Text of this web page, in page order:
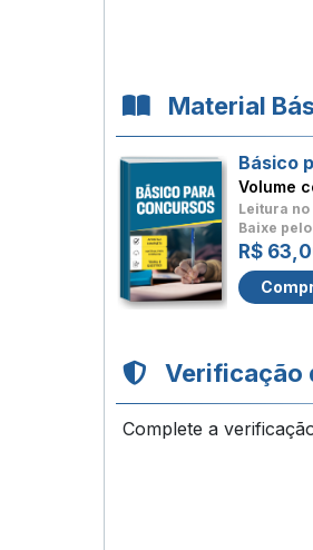
Material
Básico
Volume
Leitura
Baixe
R$
Verificação
Complete a